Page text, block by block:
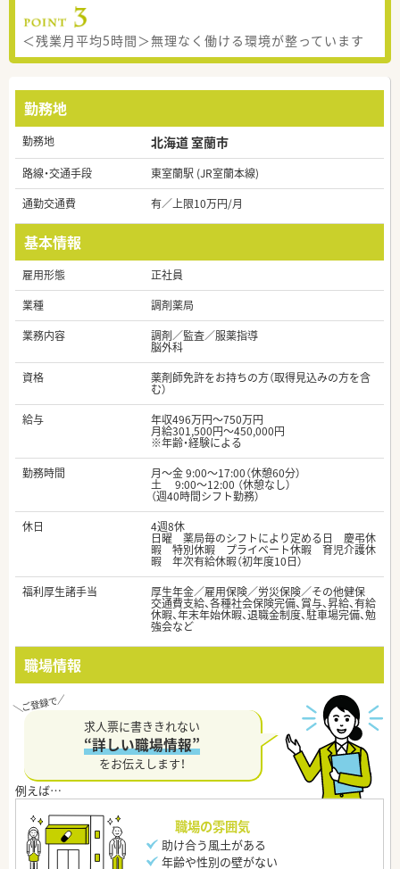
＜残業月平均5時間＞無理なく働ける環境が整っています
勤務地
勤務地 北海道 室蘭市
路線・交通手段
東室蘭駅 (JR室蘭本線)
通勤交通費
有／上限10万円/月
基本情報
雇用形態
正社員
業種
調剤薬局
業務内容
調剤／監査／服薬指導
脳外科
資格
薬剤師免許をお持ちの方（取得見込みの方を含
む）
給与
年収496万円～750万円
月給301,500円～450,000円
※年齢・経験による
勤務時間
月～金 9:00～17:00（休憩60分）
土 9:00～12:00 （休憩なし）
（週40時間シフト勤務）
休日
4週8休
日曜 薬局毎のシフトにより定める日 慶弔休
暇 特別休暇 プライベート休暇 育児介護休
暇 年次有給休暇（初年度10日）
福利厚生諸手当
厚生年金／雇用保険／労災保険／その他健保
交通費支給、各種社会保険完備、賞与、昇給、有給
休暇、年末年始休暇、退職金制度、駐車場完備、勉
強会など
職場情報
求人票に書ききれない
“詳しい職場情報”
をお伝えします！
職場の雰囲気
助け合う風土がある
年齢や性別の壁がない